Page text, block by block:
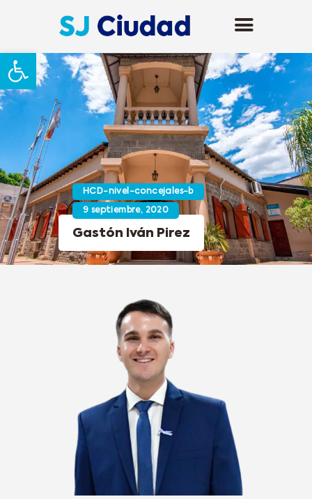
Abrir barra de herramientas
HCD-nivel-concejales-b
9 septiembre, 2020
Gastón Iván Pirez